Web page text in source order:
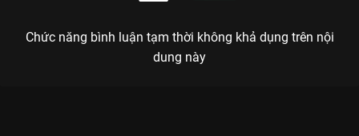
Chức năng bình luận tạm thời không khả dụng trên nội
dung này